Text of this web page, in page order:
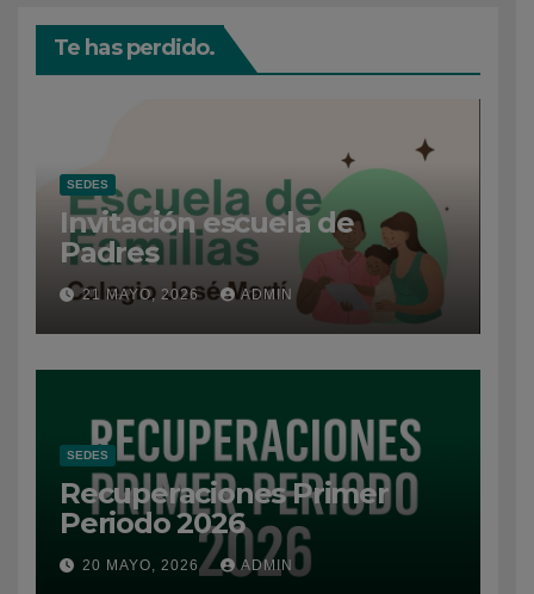
Te has perdido.
SEDES
Invitación escuela de
Padres
21 MAYO, 2026 ADMIN
SEDES
Recuperaciones Primer
Periodo 2026
20 MAYO, 2026 ADMIN